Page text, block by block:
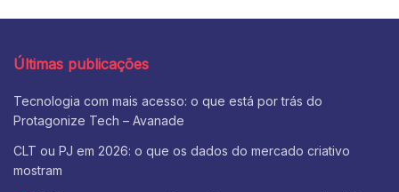
Últimas publicações
Tecnologia com mais acesso: o que está por trás do
Protagonize Tech – Avanade
CLT ou PJ em 2026: o que os dados do mercado criativo
mostram